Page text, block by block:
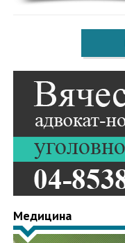
Медицина